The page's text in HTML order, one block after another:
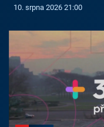
10. srpna 2026 21:00